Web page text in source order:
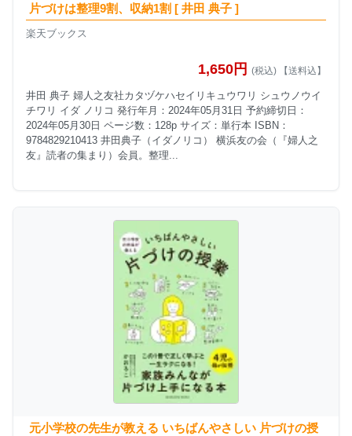
片づけは整理9割、収納1割 [ 井田 典子 ]
楽天ブックス
1,650円 (税込) 【送料込】
井田 典子 婦人之友社カタヅケハセイリキュウワリ シュウノウイ
チワリ イダ ノリコ 発行年月：2024年05月31日 予約締切日：
2024年05月30日 ページ数：128p サイズ：単行本 ISBN：
9784829210413 井田典子（イダノリコ） 横浜友の会（『婦人之
友』読者の集まり）会員。整理...
元小学校の先生が教える いちばんやさしい 片づけの授